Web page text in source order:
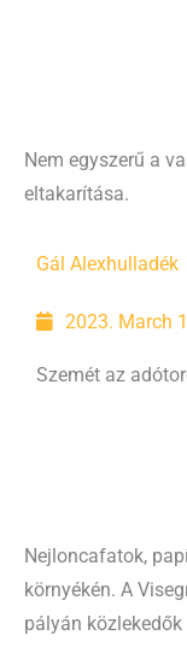
Nem egyszerű a
eltakarítása.
Gál Alexhulladék
2023. March
Szemét az
Nejloncafatok,
környékén. A
pályán